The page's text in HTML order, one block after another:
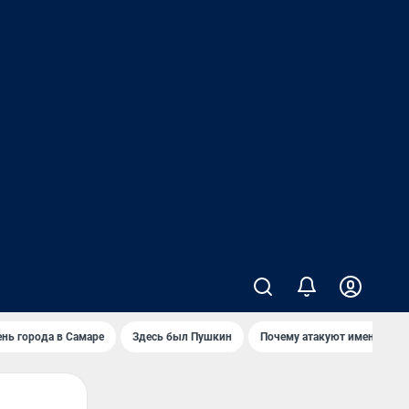
города в Самаре Здесь был Пушкин Почему атакуют именно